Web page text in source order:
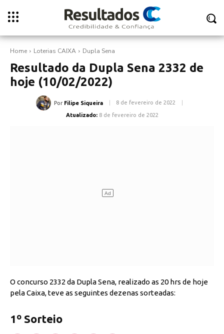
Home Loterias CAIXA Dupla Sena
Resultado da Dupla Sena 2332 de
hoje (10/02/2022)
Por Filipe Siqueira 8 de fevereiro de 2022
Atualizado: 8 de fevereiro de 2022
O concurso 2332 da Dupla Sena, realizado as 20 hrs de hoje
pela Caixa, teve as seguintes dezenas sorteadas:
1º Sorteio